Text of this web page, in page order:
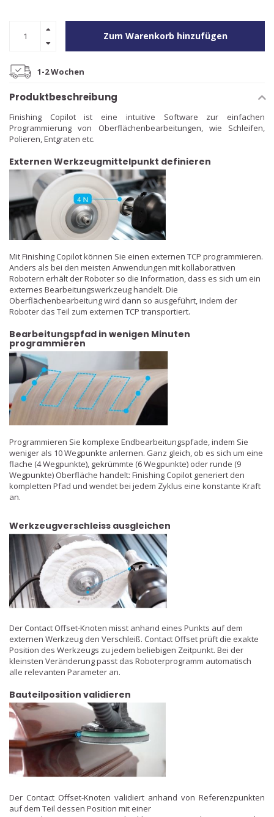
Zum Warenkorb hinzufügen
1-2 Wochen
Produktbeschreibung
Finishing Copilot ist eine intuitive Software zur einfachen
Programmierung von Oberflächenbearbeitungen, wie Schleifen,
Polieren, Entgraten etc.
Externen Werkzeugmittelpunkt definieren
Mit Finishing Copilot können Sie einen externen TCP programmieren.
Anders als bei den meisten Anwendungen mit kollaborativen
Robotern erhält der Roboter so die Information, dass es sich um ein
externes Bearbeitungswerkzeug handelt. Die
Oberflächenbearbeitung wird dann so ausgeführt, indem der
Roboter das Teil zum externen TCP transportiert.
Bearbeitungspfad in wenigen Minuten
programmieren
Programmieren Sie komplexe Endbearbeitungspfade, indem Sie
weniger als 10 Wegpunkte anlernen. Ganz gleich, ob es sich um eine
flache (4 Wegpunkte), gekrümmte (6 Wegpunkte) oder runde (9
Wegpunkte) Oberfläche handelt: Finishing Copilot generiert den
kompletten Pfad und wendet bei jedem Zyklus eine konstante Kraft
an.
Werkzeugverschleiss ausgleichen
Der Contact Offset-Knoten misst anhand eines Punkts auf dem
externen Werkzeug den Verschleiß. Contact Offset prüft die exakte
Position des Werkzeugs zu jedem beliebigen Zeitpunkt. Bei der
kleinsten Veränderung passt das Roboterprogramm automatisch
alle relevanten Parameter an.
Bauteilposition validieren
Der Contact Offset-Knoten validiert anhand von Referenzpunkten
auf dem Teil dessen Position mit einer